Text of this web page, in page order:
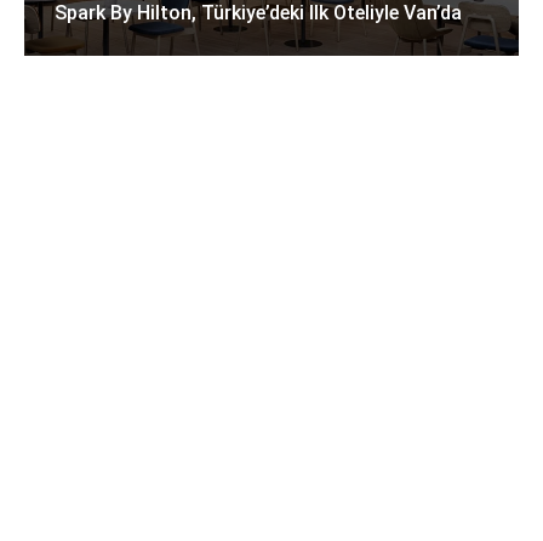
Spark By Hilton, Türkiye’deki Ilk Oteliyle Van’da